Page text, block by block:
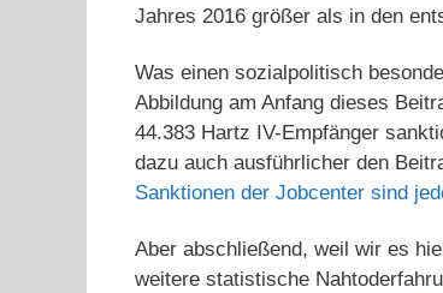
Jahres 2016 größer als in den
Was einen sozialpolitisch
Abbildung am Anfang dieses
44.383 Hartz IV-Empfänger
dazu auch ausführlicher den
Sanktionen der Jobcenter sind
Aber abschließend, weil wir es
weitere statistische